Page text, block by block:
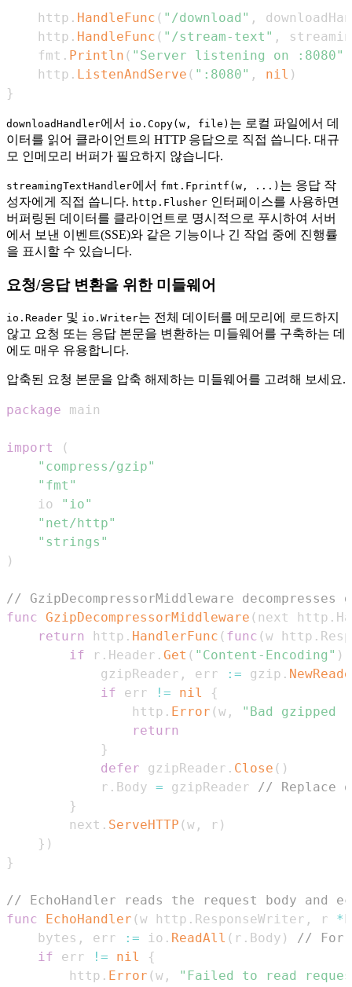
	http
. HandleFunc ( "/download" ,
	http
. HandleFunc ( "/stream-text" ,
	fmt
. Println ( "Server listening on :8080"
	http
. ListenAndServe ( ":8080" , nil )
}
downloadHandler에서 io.Copy(w, file) 는 로컬 파일에서 데
이터를 읽어 클라이언트의 HTTP 응답으로 직접 씁니다. 대규
모 인메모리 버퍼가 필요하지 않습니다.
streamingTextHandler에서 fmt.Fprintf(w, ...) 는 응답 작
성자에게 직접 씁니다. http.Flusher 인터페이스를 사용하면
버퍼링된 데이터를 클라이언트로 명시적으로 푸시하여 서버
에서 보낸 이벤트(SSE)와 같은 기능이나 긴 작업 중에 진행률
을 표시할 수 있습니다.
요청/응답 변환을 위한 미들웨어
io.Reader 및 io.Writer는 전체 데이터를 메모리에 로드하지
않고 요청 또는 응답 본문을 변환하는 미들웨어를 구축하는 데
에도 매우 유용합니다.
압축된 요청 본문을 압축 해제하는 미들웨어를 고려해 보세요.
package
import
(
"compress/gzip"
"fmt"
	io
"io"
"net/http"
"strings"
)
// GzipDecompressorMiddleware
func GzipDecompressorMiddleware ( next http .
return
http . HandlerFunc ( func (w http .
if r . Header . Get ( "Content-Encoding" )
			gzipReader
, err := gzip .
if err != nil
{
				http
. Error (w ,
"Bad gzipped
return
}
defer gzipReader . Close ( )
			r
. Body = gzipReader // Replace
}
		next
. ServeHTTP (w , r )
} )
}
// EchoHandler reads the request body and
func
EchoHandler (w http . ResponseWriter , r *
	bytes
, err := io . ReadAll ( r . Body )
// For
if err != nil
{
		http
. Error (w , "Failed to read